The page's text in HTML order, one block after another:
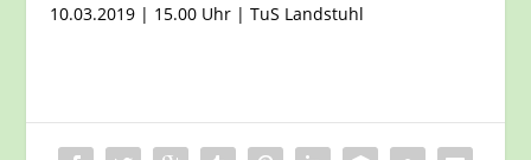
10.03.2019 | 15.00 Uhr | TuS Landstuhl